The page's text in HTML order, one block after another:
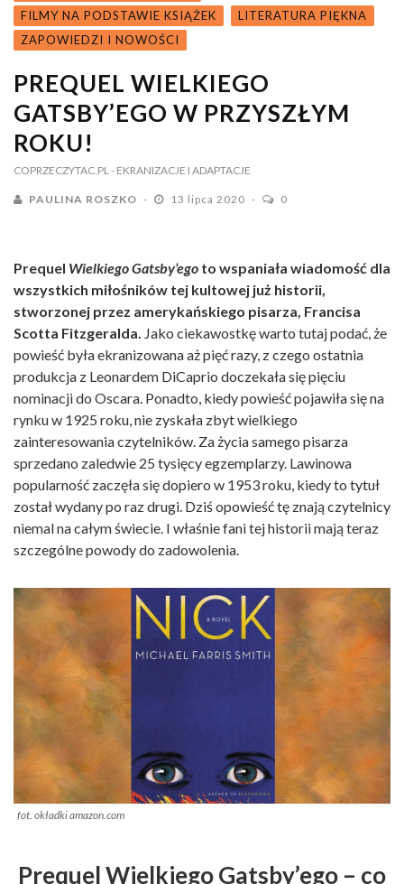
FILMY NA PODSTAWIE KSIĄŻEK
LITERATURA PIĘKNA
ZAPOWIEDZI I NOWOŚCI
PREQUEL WIELKIEGO
GATSBY’EGO W PRZYSZŁYM
ROKU!
COPRZECZYTAC.PL - EKRANIZACJE I ADAPTACJE
PAULINA ROSZKO 13 lipca 2020 0
Prequel Wielkiego Gatsby’ego to wspaniała wiadomość dla
wszystkich miłośników tej kultowej już historii,
stworzonej przez amerykańskiego pisarza, Francisa
Scotta Fitzgeralda. Jako ciekawostkę warto tutaj podać, że
powieść była ekranizowana aż pięć razy, z czego ostatnia
produkcja z Leonardem DiCaprio doczekała się pięciu
nominacji do Oscara. Ponadto, kiedy powieść pojawiła się na
rynku w 1925 roku, nie zyskała zbyt wielkiego
zainteresowania czytelników. Za życia samego pisarza
sprzedano zaledwie 25 tysięcy egzemplarzy. Lawinowa
popularność zaczęła się dopiero w 1953 roku, kiedy to tytuł
został wydany po raz drugi. Dziś opowieść tę znają czytelnicy
niemal na całym świecie. I właśnie fani tej historii mają teraz
szczególne powody do zadowolenia.
fot. okładki amazon.com
Prequel Wielkiego Gatsby’ego – co